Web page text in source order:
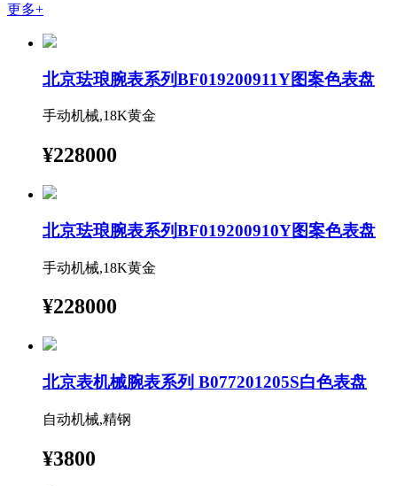
更多+
北京珐琅腕表系列BF019200911Y图案色表盘
手动机械,18K黄金
¥228000
北京珐琅腕表系列BF019200910Y图案色表盘
手动机械,18K黄金
¥228000
北京表机械腕表系列 B077201205S白色表盘
自动机械,精钢
¥3800